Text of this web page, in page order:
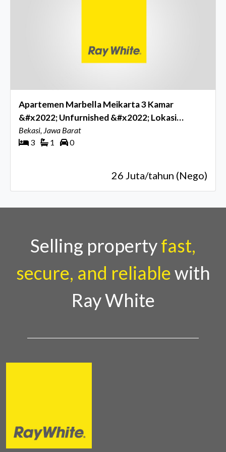
Apartemen Marbella Meikarta 3 Kamar
&#x2022; Unfurnished &#x2022; Lokasi
Strategis!
Bekasi, Jawa Barat
3
1 0
26 Juta/tahun (Nego)
Selling propertyfast,
secure, and reliablewith
Ray White